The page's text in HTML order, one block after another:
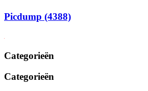
Picdump (4388)
Categorieën
Categorieën